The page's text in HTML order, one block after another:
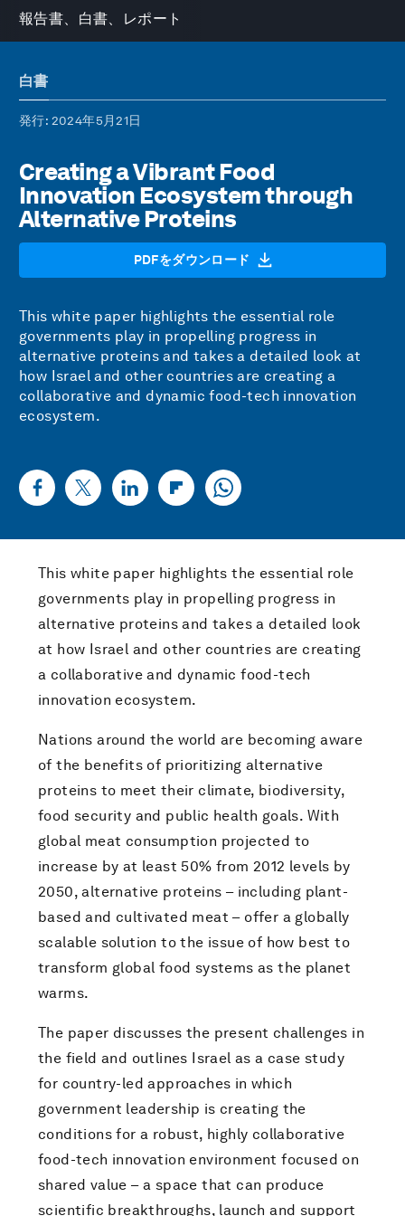
報告書、白書、レポート
白書
発行: 2024年5月21日
Creating a Vibrant Food
Innovation Ecosystem through
Alternative Proteins
PDFをダウンロード
This white paper highlights the essential role
governments play in propelling progress in
alternative proteins and takes a detailed look at
how Israel and other countries are creating a
collaborative and dynamic food-tech innovation
ecosystem.
This white paper highlights the essential role
governments play in propelling progress in
alternative proteins and takes a detailed look
at how Israel and other countries are creating
a collaborative and dynamic food-tech
innovation ecosystem.
Nations around the world are becoming aware
of the benefits of prioritizing alternative
proteins to meet their climate, biodiversity,
food security and public health goals. With
global meat consumption projected to
increase by at least 50% from 2012 levels by
2050, alternative proteins – including plant-
based and cultivated meat – offer a globally
scalable solution to the issue of how best to
transform global food systems as the planet
warms.
The paper discusses the present challenges in
the field and outlines Israel as a case study
for country-led approaches in which
government leadership is creating the
conditions for a robust, highly collaborative
food-tech innovation environment focused on
shared value – a space that can produce
scientific breakthroughs, launch and support